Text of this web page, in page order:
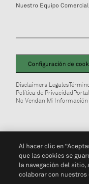
Nuestro Equipo Comercial
Configuración de
Disclaimers Legales
Política de Privacidad
No Vendan Mi
Al hacer clic en
que las cookies se
la navegación del sitio,
colaborar con